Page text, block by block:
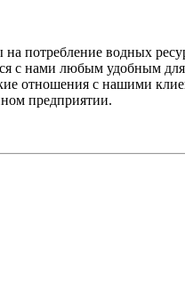
потребление водных
с нами любым удобным
отношения с нашими
предприятии.